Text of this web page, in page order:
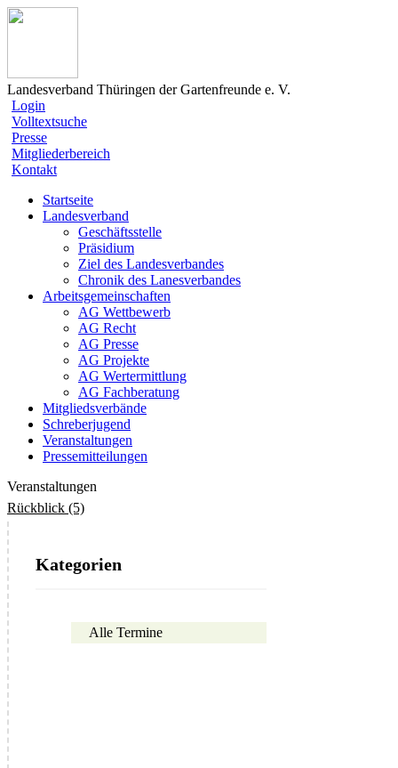
Landesverband Thüringen der Gartenfreunde e. V.
Login
Volltextsuche
Presse
Mitgliederbereich
Kontakt
Startseite
Landesverband
Geschäftsstelle
Präsidium
Ziel des Landesverbandes
Chronik des Lanesverbandes
Arbeitsgemeinschaften
AG Wettbewerb
AG Recht
AG Presse
AG Projekte
AG Wertermittlung
AG Fachberatung
Mitgliedsverbände
Schreberjugend
Veranstaltungen
Pressemitteilungen
Veranstaltungen
Rückblick (5)
Kategorien
Alle Termine